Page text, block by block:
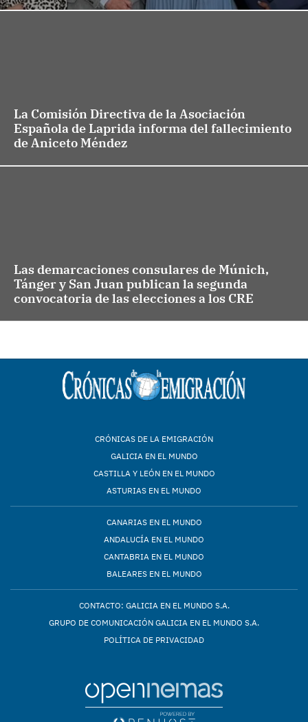
La Comisión Directiva de la Asociación
Española de Laprida informa del fallecimiento
de Aniceto Méndez
Las demarcaciones consulares de Múnich,
Tánger y San Juan publican la segunda
convocatoria de las elecciones a los CRE
CRÓNICAS DE LA EMIGRACIÓN
GALICIA EN EL MUNDO
CASTILLA Y LEÓN EN EL MUNDO
ASTURIAS EN EL MUNDO
CANARIAS EN EL MUNDO
ANDALUCÍA EN EL MUNDO
CANTABRIA EN EL MUNDO
BALEARES EN EL MUNDO
CONTACTO: GALICIA EN EL MUNDO S.A.
GRUPO DE COMUNICACIÓN GALICIA EN EL MUNDO S.A.
POLÍTICA DE PRIVACIDAD